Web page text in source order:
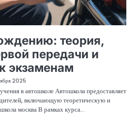
теория,
передачи и
экзаменам
2025
в автошколе Автошкола предоставляет
включающую теоретическую и
москва В рамках курса…